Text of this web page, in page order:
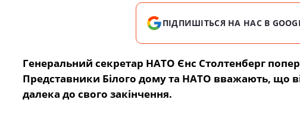
ПІДПИШІТЬСЯ НА НАС В
Генеральний секретар НАТО Єнс Столтенберг
Представники Білого дому та НАТО вважають, що
далека до свого закінчення.